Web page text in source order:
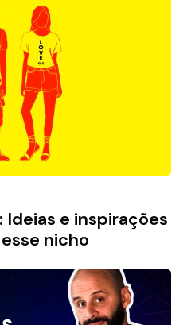
Ideias e inspirações
nicho